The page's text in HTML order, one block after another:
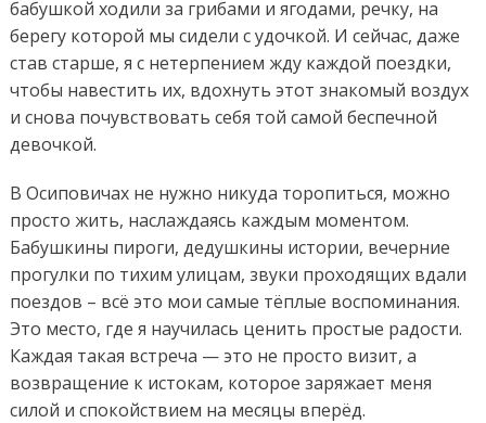
бабушкой ходили за грибами и ягодами, речку, на
берегу которой мы сидели с удочкой. И сейчас, даже
став старше, я с нетерпением жду каждой поездки,
чтобы навестить их, вдохнуть этот знакомый воздух
и снова почувствовать себя той самой беспечной
девочкой.
В Осиповичах не нужно никуда торопиться, можно
просто жить, наслаждаясь каждым моментом.
Бабушкины пироги, дедушкины истории, вечерние
прогулки по тихим улицам, звуки проходящих вдали
поездов – всё это мои самые тёплые воспоминания.
Это место, где я научилась ценить простые радости.
Каждая такая встреча — это не просто визит, а
возвращение к истокам, которое заряжает меня
силой и спокойствием на месяцы вперёд.